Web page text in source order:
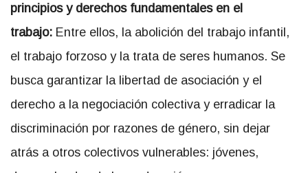
principios y derechos fundamentales en el
trabajo: Entre ellos, la abolición del trabajo infantil,
el trabajo forzoso y la trata de seres humanos. Se
busca garantizar la libertad de asociación y el
derecho a la negociación colectiva y erradicar la
discriminación por razones de género, sin dejar
atrás a otros colectivos vulnerables: jóvenes,